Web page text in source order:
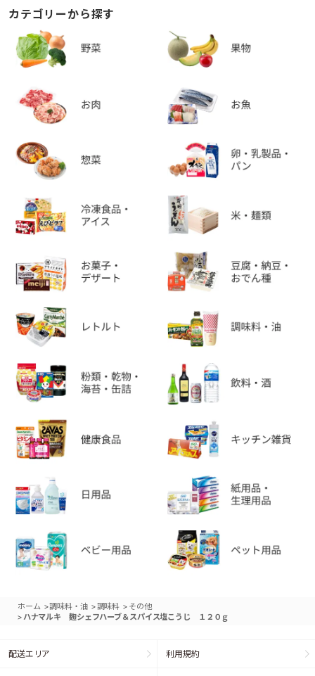
カテゴリーから探す
ホーム >調味料・油 >調味料 > その他
> ハナマルキ 麹シェフハーブ＆スパイス塩こうじ １２０ｇ
配送エリア 利用規約